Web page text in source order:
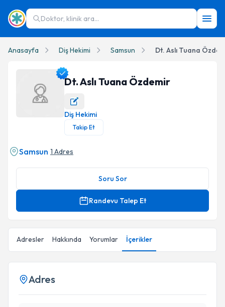
Doktor, klinik ara...
Anasayfa Diş Hekimi Samsun Dt. Aslı Tuana
Dt. Aslı Tuana Özdemir Profil Fotoğrafı
Dt. Aslı Tuana Özdemir
Diş Hekimi
Takip Et
Samsun 1 Adres
Soru Sor
Randevu Talep Et
Adresler Hakkında Yorumlar İçerikler
Adres